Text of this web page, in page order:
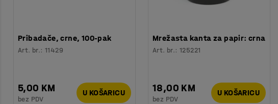
Pribadače, crne, 100-pak
Art. br.:11429
5,00 KM
bez PDV
U KOŠARICU
Mrežasta kanta za papir: crna
Art. br.:125221
18,00 KM
bez PDV
U KOŠARICU